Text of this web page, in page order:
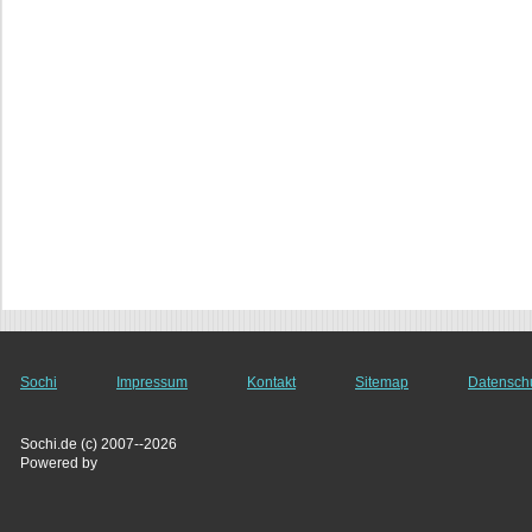
Sochi Impressum Kontakt Sitemap
Sochi.de (c) 2007--2026
Powered by